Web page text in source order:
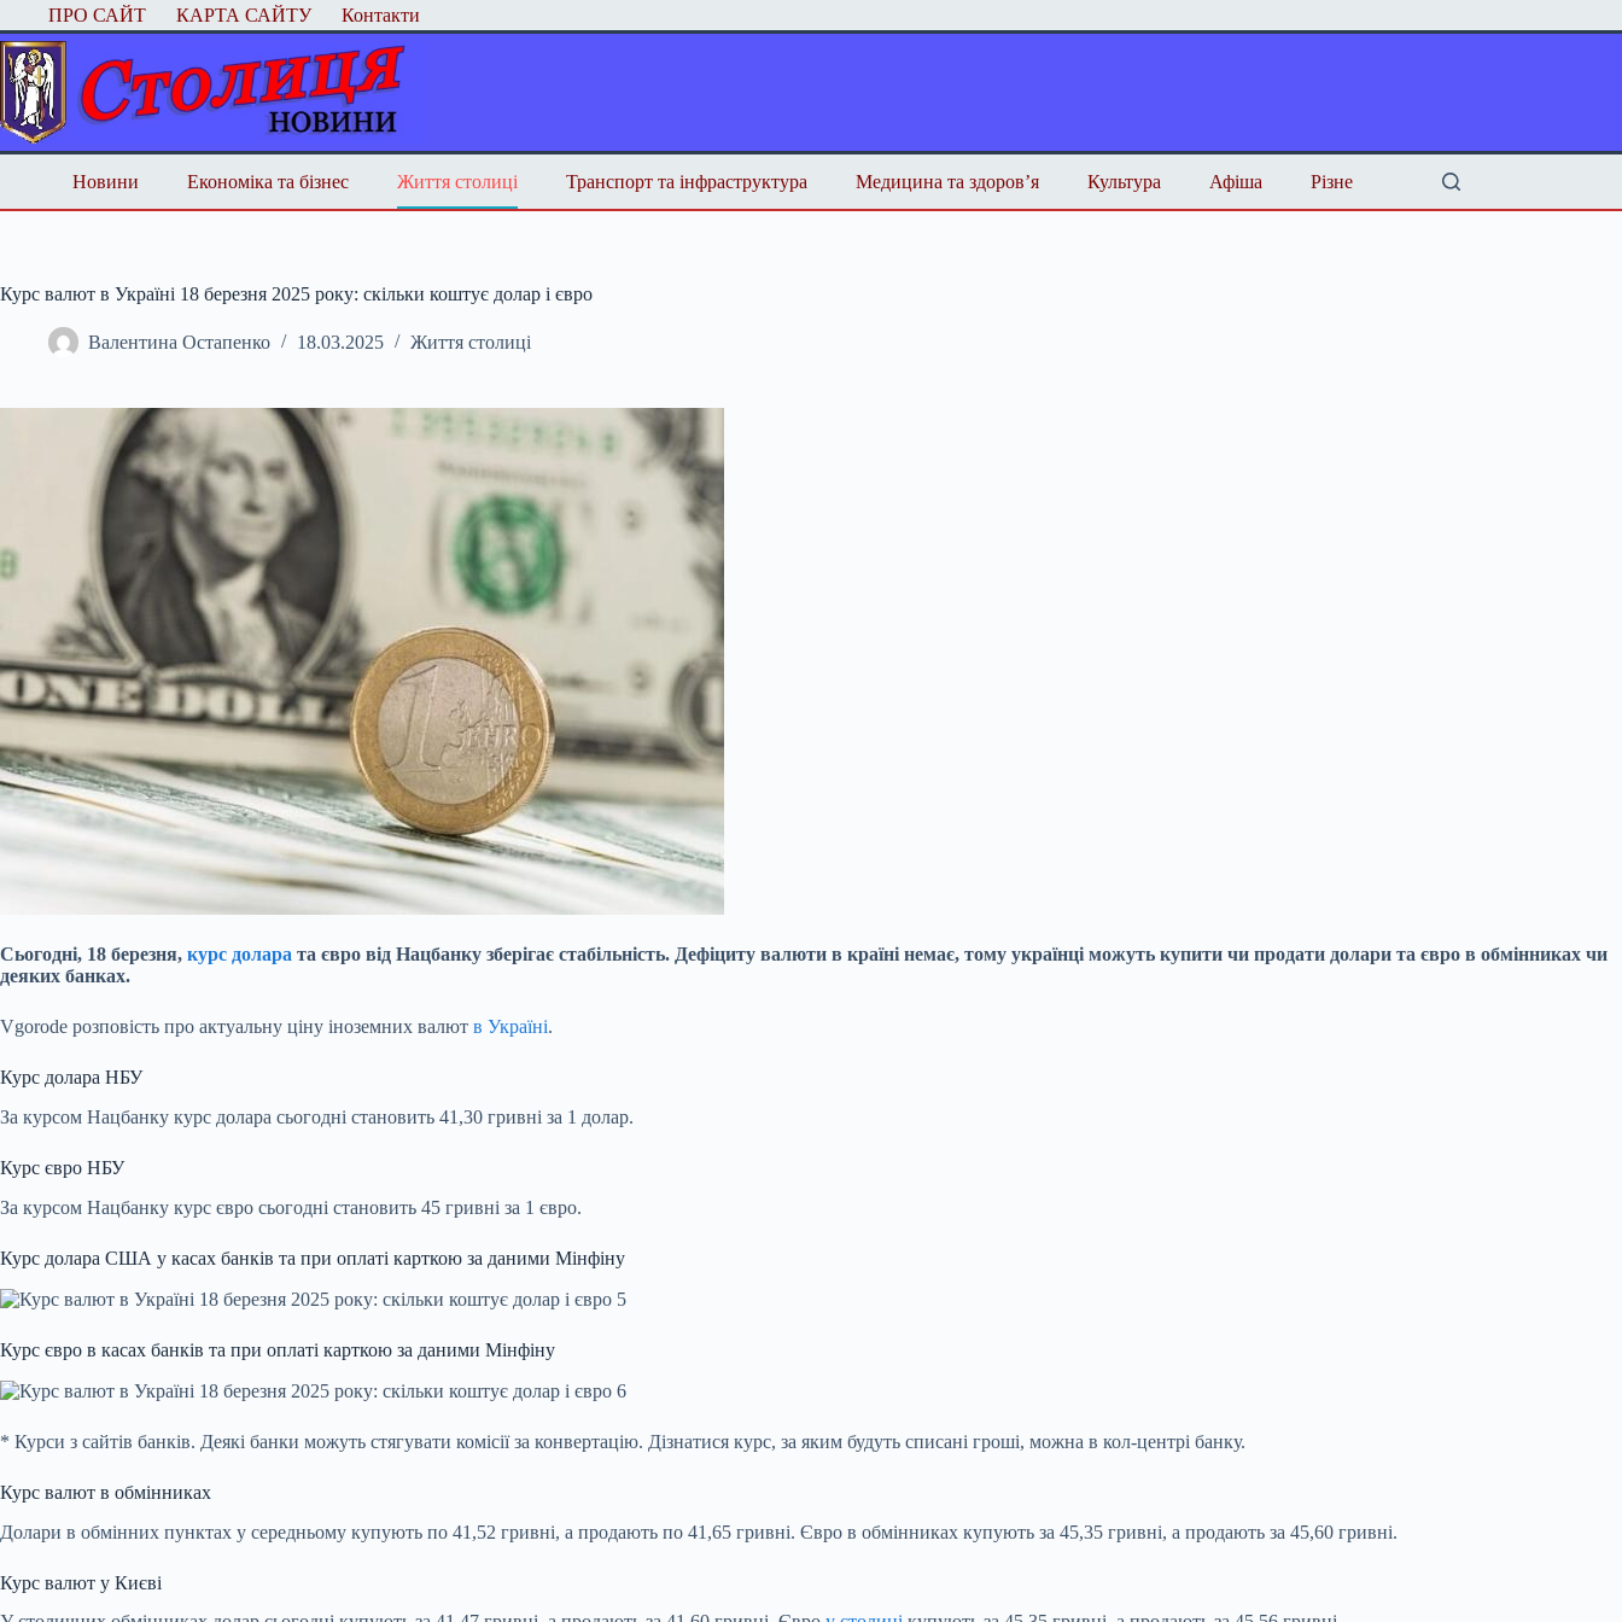
Перейти
до
вмісту
ПРО САЙТ КАРТА САЙТУ Контакти
Новини Економіка та бізнес Життя столиці Транспорт та інфраструктура Медицина та здоров’я Культура Афіша Різне
Курс валют в Україні 18 березня 2025 року: скільки коштує долар і євро
Валентина Остапенко 18.03.2025 Життя столиці
Сьогодні, 18 березня, курс долара та євро від Нацбанку зберігає стабільність. Дефіциту валюти в країні немає, тому українці можуть купити чи продати долари та євро в обмінниках чи
деяких банках.
Vgorode розповість про актуальну ціну іноземних валют в Україні.
Курс долара НБУ
За курсом Нацбанку курс долара сьогодні становить 41,30 гривні за 1 долар.
Курс євро НБУ
За курсом Нацбанку курс євро сьогодні становить 45 гривні за 1 євро.
Курс долара США у касах банків та при оплаті карткою за даними Мінфіну
Курс євро в касах банків та при оплаті карткою за даними Мінфіну
* Курси з сайтів банків. Деякі банки можуть стягувати комісії за конвертацію. Дізнатися курс, за яким будуть списані гроші, можна в кол-центрі банку.
Курс валют в обмінниках
Долари в обмінних пунктах у середньому купують по 41,52 гривні, а продають по 41,65 гривні. Євро в обмінниках купують за 45,35 гривні, а продають за 45,60 гривні.
Курс валют у Києві